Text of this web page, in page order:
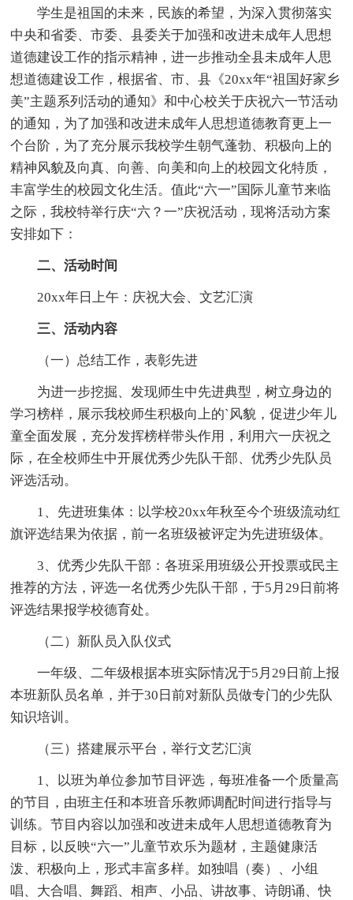
学生是祖国的未来，民族的希望，为深入贯彻落实
中央和省委、市委、县委关于加强和改进未成年人思想
道德建设工作的指示精神，进一步推动全县未成年人思
想道德建设工作，根据省、市、县《20xx年“祖国好家乡
美”主题系列活动的通知》和中心校关于庆祝六一节活动
的通知，为了加强和改进未成年人思想道德教育更上一
个台阶，为了充分展示我校学生朝气蓬勃、积极向上的
精神风貌及向真、向善、向美和向上的校园文化特质，
丰富学生的校园文化生活。值此“六一”国际儿童节来临
之际，我校特举行庆“六？一”庆祝活动，现将活动方案
安排如下：
二、活动时间
20xx年日上午：庆祝大会、文艺汇演
三、活动内容
（一）总结工作，表彰先进
为进一步挖掘、发现师生中先进典型，树立身边的
学习榜样，展示我校师生积极向上的`风貌，促进少年儿
童全面发展，充分发挥榜样带头作用，利用六一庆祝之
际，在全校师生中开展优秀少先队干部、优秀少先队员
评选活动。
1、先进班集体：以学校20xx年秋至今个班级流动红
旗评选结果为依据，前一名班级被评定为先进班级体。
3、优秀少先队干部：各班采用班级公开投票或民主
推荐的方法，评选一名优秀少先队干部，于5月29日前将
评选结果报学校德育处。
（二）新队员入队仪式
一年级、二年级根据本班实际情况于5月29日前上报
本班新队员名单，并于30日前对新队员做专门的少先队
知识培训。
（三）搭建展示平台，举行文艺汇演
1、以班为单位参加节目评选，每班准备一个质量高
的节目，由班主任和本班音乐教师调配时间进行指导与
训练。节目内容以加强和改进未成年人思想道德教育为
目标，以反映“六一”儿童节欢乐为题材，主题健康活
泼、积极向上，形式丰富多样。如独唱（奏）、小组
唱、大合唱、舞蹈、相声、小品、讲故事、诗朗诵、快